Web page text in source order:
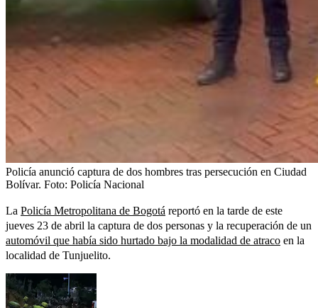
Policía anunció captura de dos hombres tras persecución en Ciudad
Bolívar. Foto: Policía Nacional
La Policía Metropolitana de Bogotá reportó en la tarde de este
jueves 23 de abril la captura de dos personas y la recuperación de un
automóvil que había sido hurtado bajo la modalidad de atraco en la
localidad de Tunjuelito.